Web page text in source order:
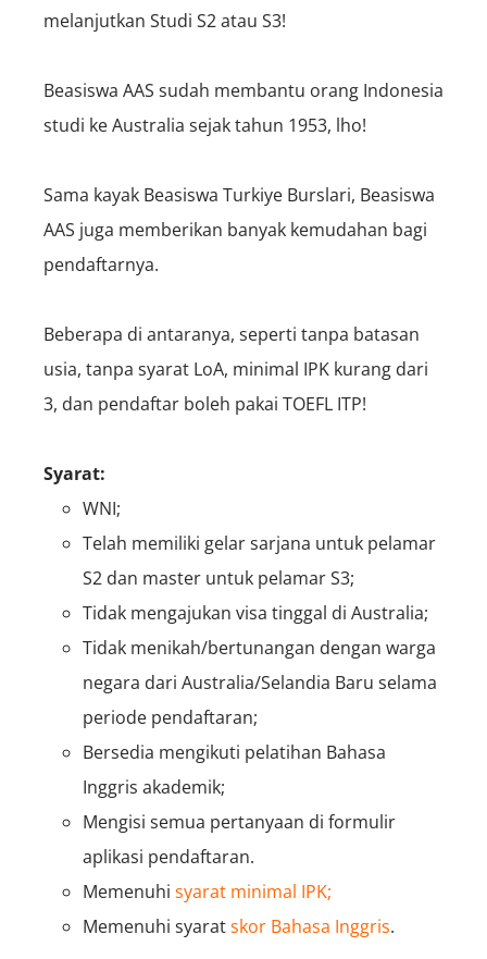
melanjutkan Studi S2 atau S3!
Beasiswa AAS sudah membantu orang Indonesia
studi ke Australia sejak tahun 1953, lho!
Sama kayak Beasiswa Turkiye Burslari, Beasiswa
AAS juga memberikan banyak kemudahan bagi
pendaftarnya.
Beberapa di antaranya, seperti tanpa batasan
usia, tanpa syarat LoA, minimal IPK kurang dari
3, dan pendaftar boleh pakai TOEFL ITP!
Syarat:
WNI;
Telah memiliki gelar sarjana untuk pelamar
S2 dan master untuk pelamar S3;
Tidak mengajukan visa tinggal di Australia;
Tidak menikah/bertunangan dengan warga
negara dari Australia/Selandia Baru selama
periode pendaftaran;
Bersedia mengikuti pelatihan Bahasa
Inggris akademik;
Mengisi semua pertanyaan di formulir
aplikasi pendaftaran.
Memenuhi syarat minimal IPK;
Memenuhi syaratskor Bahasa Inggris.